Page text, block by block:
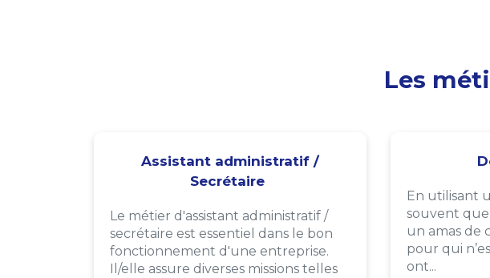
Les
Assistant administratif /
Secrétaire
Le métier d'assistant administratif /
secrétaire est essentiel dans le bon
fonctionnement d'une entreprise.
Il/elle assure diverses missions telles
En utilisant
souvent
un amas de
pour qui
ont...